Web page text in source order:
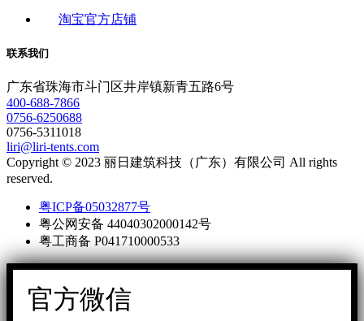
淘宝官方店铺
联系我们
广东省珠海市斗门区井岸镇新青五路6号
400-688-7866
0756-6250688
0756-5311018
liri@liri-tents.com
Copyright © 2023 丽日建筑科技（广东）有限公司 All rights
reserved.
粤ICP备05032877号
粤公网安备 44040302000142号
粤工商备 P041710000533
官方微信